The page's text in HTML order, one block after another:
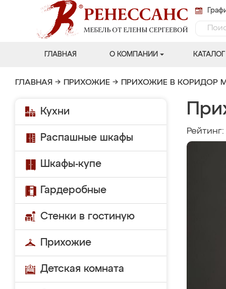
ГЛАВНАЯ О КОМПАНИИ КАТАЛОГ
ГЛАВНАЯ → ПРИХОЖИЕ → ПРИХОЖИЕ В КОРИДОР
Кухни
Распашные шкафы
Шкафы-купе
Гардеробные
Стенки в гостиную
Прихожие
Детская комната
Рейтинг: